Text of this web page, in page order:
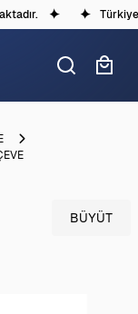
BÜYÜT